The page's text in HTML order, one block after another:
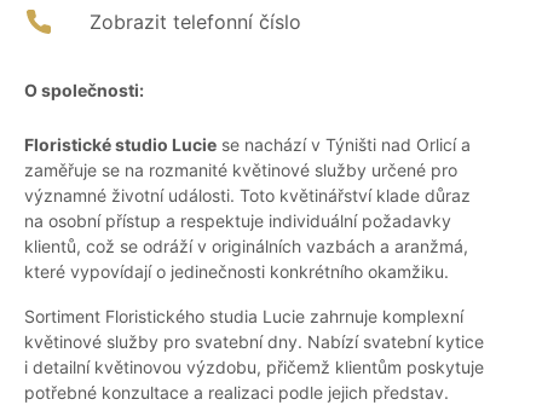
Zobrazit telefonní číslo
O společnosti:
Floristické studio Lucie se nachází v Týništi nad Orlicí a
zaměřuje se na rozmanité květinové služby určené pro
významné životní události. Toto květinářství klade důraz
na osobní přístup a respektuje individuální požadavky
klientů, což se odráží v originálních vazbách a aranžmá,
které vypovídají o jedinečnosti konkrétního okamžiku.
Sortiment Floristického studia Lucie zahrnuje komplexní
květinové služby pro svatební dny. Nabízí svatební kytice
i detailní květinovou výzdobu, přičemž klientům poskytuje
potřebné konzultace a realizaci podle jejich představ.